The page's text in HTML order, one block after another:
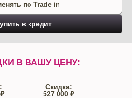
по Trade in
в кредит
В ВАШУ ЦЕНУ:
Скидка:
527 000 ₽